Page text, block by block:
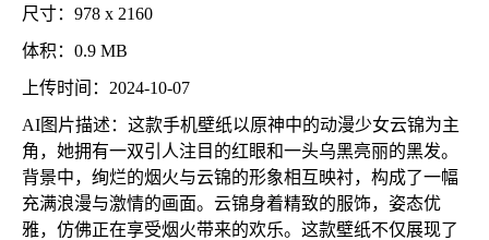
尺寸：978 x 2160
体积：0.9 MB
上传时间：2024-10-07
AI图片描述：这款手机壁纸以原神中的动漫少女云锦为主
角，她拥有一双引人注目的红眼和一头乌黑亮丽的黑发。
背景中，绚烂的烟火与云锦的形象相互映衬，构成了一幅
充满浪漫与激情的画面。云锦身着精致的服饰，姿态优
雅，仿佛正在享受烟火带来的欢乐。这款壁纸不仅展现了